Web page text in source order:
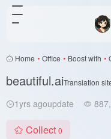
Home • Office • Boost with •
beautiful.aiTranslation
1yrs agoupdate
Collect 0